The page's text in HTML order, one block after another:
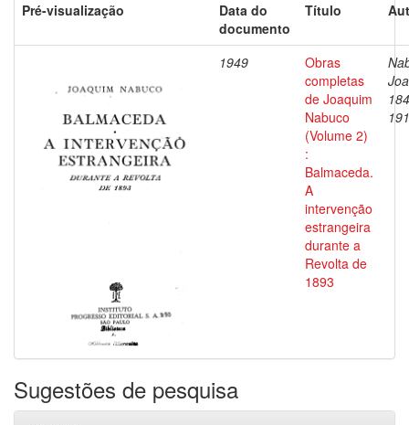
Pré-visualização
Data do
documento
Título
1949
Obras
completas
de Joaquim
Nabuco
(Volume 2)
:
Balmaceda.
A
intervenção
estrangeira
durante a
Revolta de
1893
Sugestões de pesquisa